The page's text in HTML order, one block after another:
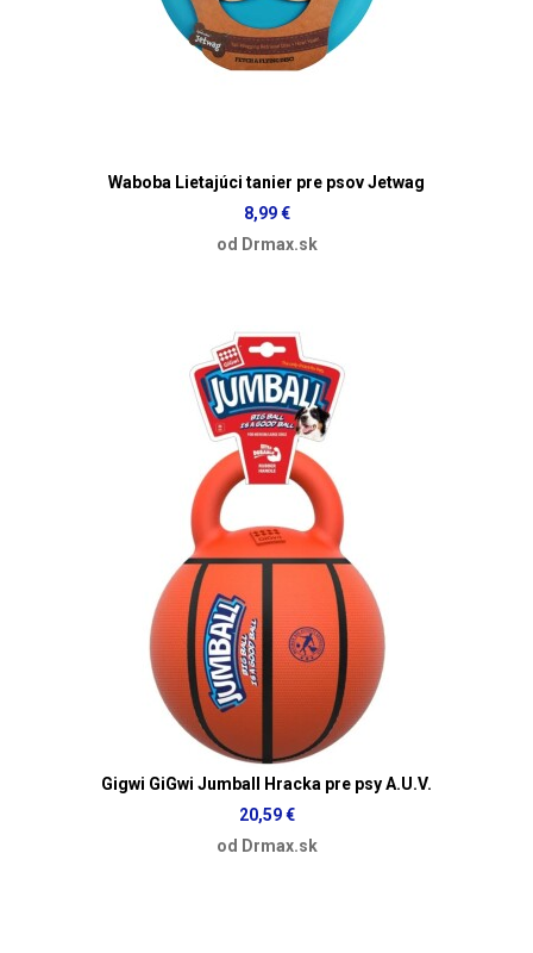
Waboba Lietajúci tanier pre psov Jetwag
8,99 €
od Drmax.sk
Gigwi GiGwi Jumball Hracka pre psy A.U.V.
20,59 €
od Drmax.sk